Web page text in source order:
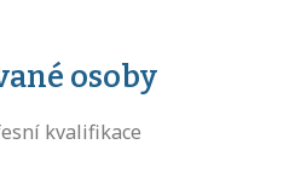
osoby
kvalifikace